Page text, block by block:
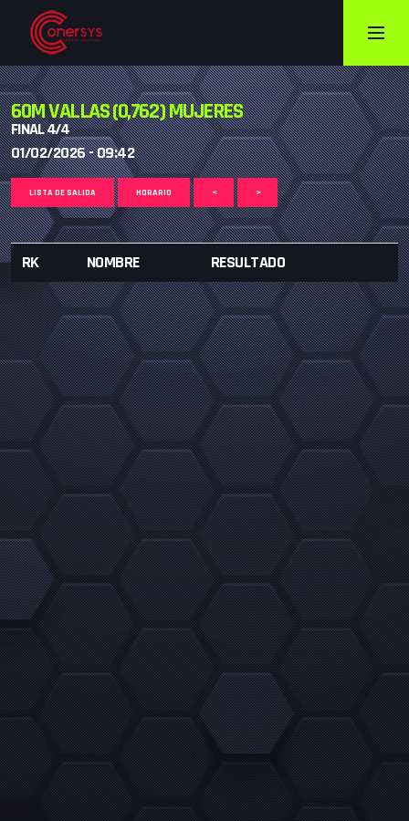
60M VALLAS (0,762) MUJERES
FINAL 4/4
01/02/2026 - 09:42
LISTA DE SALIDA HORARIO < >
RK NOMBRE RESULTADO